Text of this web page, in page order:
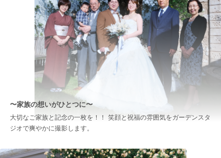
〜家族の想いがひとつに〜
大切なご家族と記念の一枚を！！ 笑顔と祝福の雰囲気をガーデンスタ
ジオで爽やかに撮影します。